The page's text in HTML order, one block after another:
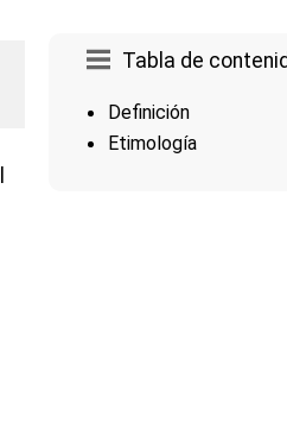
Tabla de
Definición
Etimología